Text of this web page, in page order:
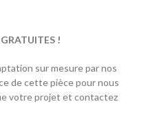
!
sur mesure par nos
de cette pièce pour nous
votre projet et contactez